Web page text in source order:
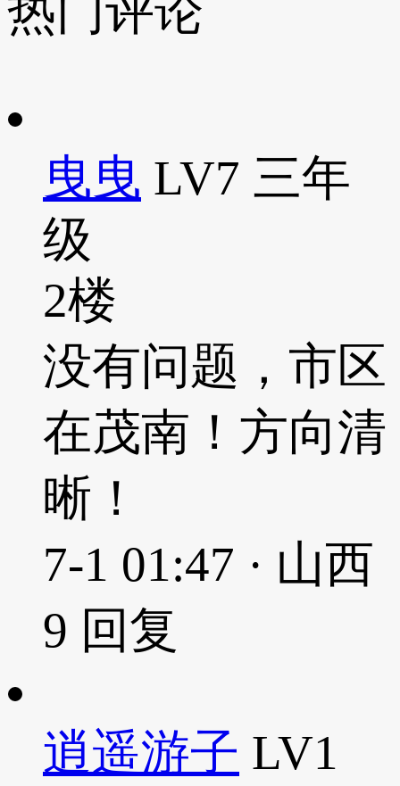
热门评论
曳曳 LV7 三年
级
2楼
没有问题，市区
在茂南！方向清
晰！
7-1 01:47 · 山西
9 回复
逍遥游子 LV1